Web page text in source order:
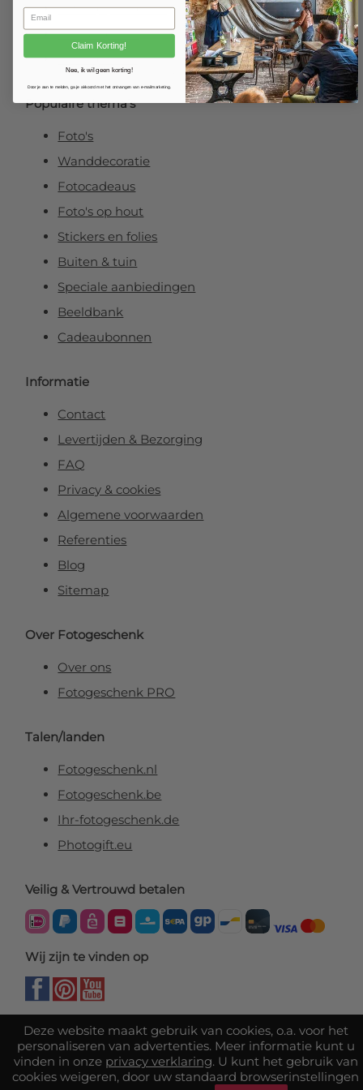
Deze website maakt gebruik van cookies, o.a. voor het
personaliseren van advertenties. Meer informatie kunt u
vinden in onze privacy verklaring. U kunt het gebruik van
cookies weigeren, door uw standaard browserinstellingen
Foto op plexibond
Fineart prints
Foto op forex
Populaire thema’s
Foto's
Wanddecoratie
Fotocadeaus
Foto's op hout
Stickers en folies
Buiten & tuin
Speciale aanbiedingen
Beeldbank
Cadeaubonnen
Informatie
Contact
Levertijden & Bezorging
FAQ
Privacy & cookies
Algemene voorwaarden
Referenties
Blog
Sitemap
Over Fotogeschenk
Over ons
Fotogeschenk PRO
Talen/landen
Fotogeschenk.nl
Fotogeschenk.be
Ihr-fotogeschenk.de
Photogift.eu
Veilig & Vertrouwd betalen
Wij zijn te vinden op
Claim Korting!
Nee, ik wil geen korting!
Door je aan te melden, ga je akkoord met het ontvangen van e-mailmarketing.